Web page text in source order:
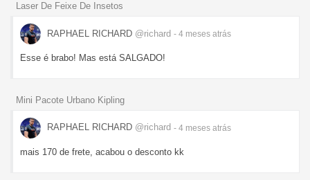
Laser De Feixe De Insetos
RAPHAEL RICHARD @richard - 4 meses atrás
Esse é brabo! Mas está SALGADO!
Mini Pacote Urbano Kipling
RAPHAEL RICHARD @richard - 4 meses atrás
mais 170 de frete, acabou o desconto kk